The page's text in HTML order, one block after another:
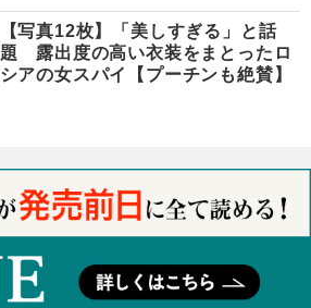
【写真12枚】「美しすぎる」と話
題 露出度の高い衣装をまとったロ
シアの女スパイ【プーチンも絶賛】